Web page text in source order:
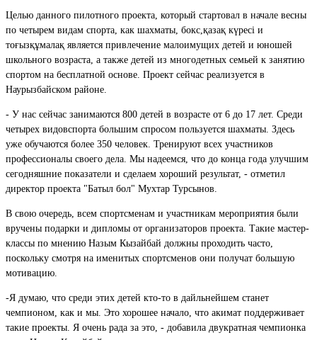
Целью данного пилотного проекта, который стартовал в начале весны
по четырем видам спорта, как шахматы, бокс,қазақ күресі и
тоғызқұмалақ является привлечение малоимущих детей и юношей
школьного возраста, а также детей из многодетных семьей к занятию
спортом на бесплатной основе. Проект сейчас реализуется в
Наурызбайском районе.
- У нас сейчас занимаются 800 детей в возрасте от 6 до 17 лет. Среди
четырех видовспорта большим спросом пользуется шахматы. Здесь
уже обучаются более 350 человек. Тренируют всех участников
профессионалы своего дела. Мы надеемся, что до конца года улучшим
сегодняшние показатели и сделаем хороший результат, - отметил
директор проекта "Батыл бол" Мухтар Турсынов.
В свою очередь, всем спортсменам и участникам мероприятия были
вручены подарки и дипломы от организаторов проекта. Такие мастер-
классы по мнению Назым Кызайбай должны проходить часто,
поскольку смотря на именитых спортсменов они получат большую
мотивацию.
-Я думаю, что среди этих детей кто-то в дайльнейшем станет
чемпионом, как и мы. Это хорошее начало, что акимат поддерживает
такие проекты. Я очень рада за это, - добавила двукратная чемпионка